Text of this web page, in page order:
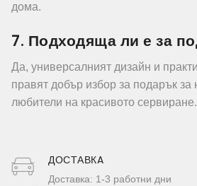
дома.
7. Подходяща ли е за
Да, универсалният дизайн и
правят добър избор за подарък за
любители на красивото сервиране.
ДОСТАВКA
Доставка: 1-3 работни дни